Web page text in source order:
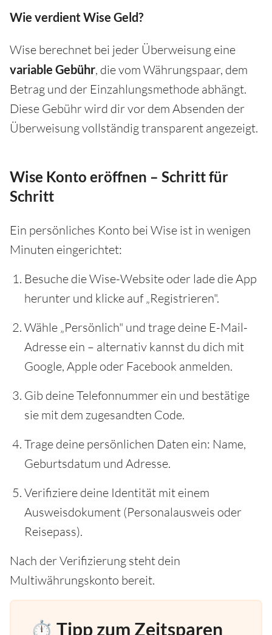
Wie verdient Wise Geld?
Wise berechnet bei jeder Überweisung eine
variable Gebühr, die vom Währungspaar, dem
Betrag und der Einzahlungsmethode abhängt.
Diese Gebühr wird dir vor dem Absenden der
Überweisung vollständig transparent angezeigt.
Wise Konto eröffnen – Schritt für
Schritt
Ein persönliches Konto bei Wise ist in wenigen
Minuten eingerichtet:
Besuche die Wise-Website oder lade die App
herunter und klicke auf „Registrieren".
Wähle „Persönlich" und trage deine E-Mail-
Adresse ein – alternativ kannst du dich mit
Google, Apple oder Facebook anmelden.
Gib deine Telefonnummer ein und bestätige
sie mit dem zugesandten Code.
Trage deine persönlichen Daten ein: Name,
Geburtsdatum und Adresse.
Verifiziere deine Identität mit einem
Ausweisdokument (Personalausweis oder
Reisepass).
Nach der Verifizierung steht dein
Multiwährungskonto bereit.
⏱️ Tipp zum Zeitsparen